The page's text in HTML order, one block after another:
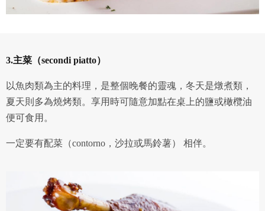
3.主菜（secondi piatto）
以魚肉類為主的料理，是整個晚餐的靈魂，冬天是燉煮類，
夏天則多為燒烤類。享用時可隨意加點在桌上的鹽或橄欖油
便可食用。
一定要有配菜（contorno，沙拉或馬鈴薯） 相伴。